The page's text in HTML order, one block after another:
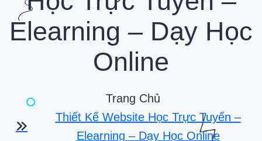
Elearning – Dạy Học
Online
Trang Chủ
Thiết Kế Website Học Trực Tuyến –
Elearning – Dạy Học Online